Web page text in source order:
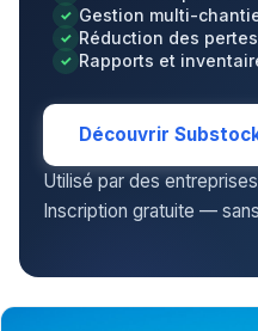
Gestion multi-
Réduction des
Rapports et
Découvrir
Utilisé par des
Inscription gratuite —